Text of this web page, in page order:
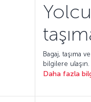
Bagaj, taşıma
bilgilere ulaşın.
Daha fazla